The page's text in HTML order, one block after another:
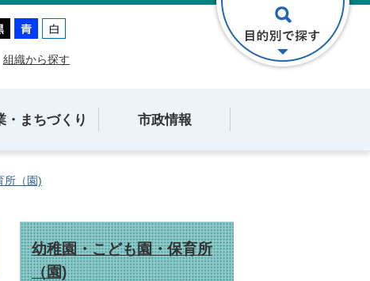
組織から探す
・まちづくり 市政情報
所（園)
幼稚園・こども園・保育所
（園)